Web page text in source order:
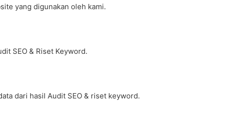
yang digunakan oleh kami.
SEO & Riset Keyword.
dari hasil Audit SEO & riset keyword.